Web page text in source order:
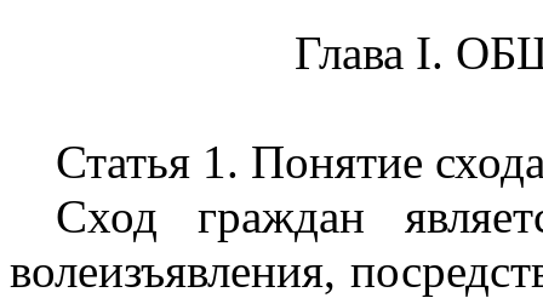
Глава I.
Статья 1. Понятие
Сход граждан
волеизъявления,